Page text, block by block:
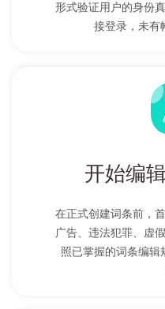
形式验证用户的身份
接登录，未有
开始编
在正式创建词条前，
广告、违法犯罪、虚
照已掌握的词条编辑